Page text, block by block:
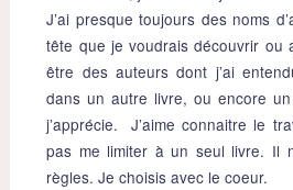
J’ai presque toujours des noms
tête que je voudrais découvrir ou
être des auteurs dont j’ai
dans un autre livre, ou encore
j’apprécie. J’aime connaitre le
pas me limiter à un seul livre. Il
règles. Je choisis avec le coeur.